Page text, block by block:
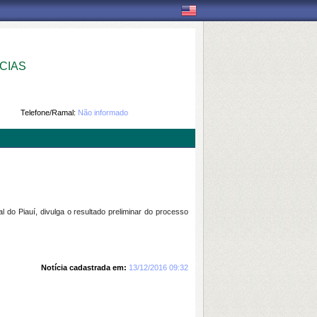
Telefone/Ramal: Não informado
do Piauí, divulga o resultado preliminar do processo
Notícia cadastrada em: 13/12/2016 09:32